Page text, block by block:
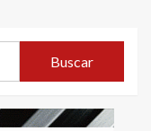
Buscar